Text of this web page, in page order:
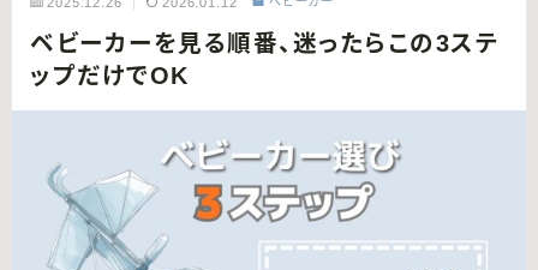
抱っこ紐
比較
ベビーカーを見る順番、迷ったらこの3ステ
ップだけでOK